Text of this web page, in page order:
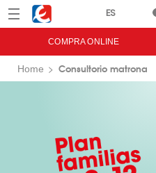
Menú Eroski
COMPRA ONLINE
Home Consultorio matrona